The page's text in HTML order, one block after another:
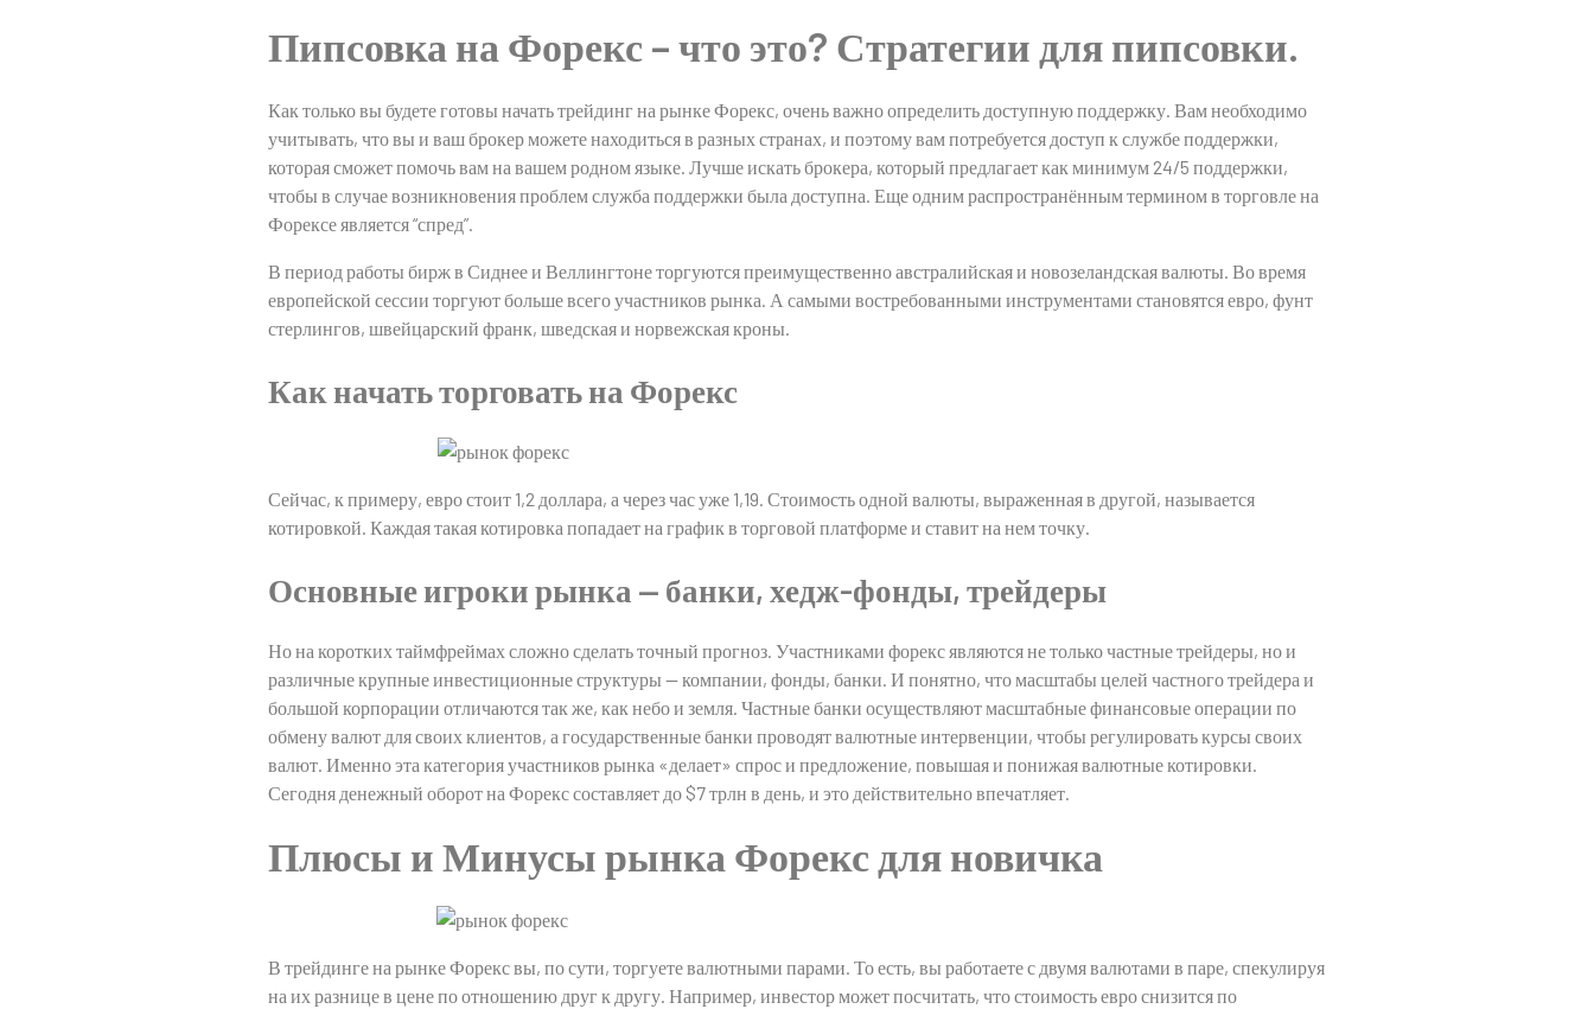
Пипсовка на Форекс – что это? Стратегии для пипсовки.
Как только вы будете готовы начать трейдинг на рынке Форекс, очень важно определить доступную поддержку. Вам необходимо
учитывать, что вы и ваш брокер можете находиться в разных странах, и поэтому вам потребуется доступ к службе поддержки,
которая сможет помочь вам на вашем родном языке. Лучше искать брокера, который предлагает как минимум 24/5 поддержки,
чтобы в случае возникновения проблем служба поддержки была доступна. Еще одним распространённым термином в торговле на
Форексе является “спред”.
В период работы бирж в Сиднее и Веллингтоне торгуются преимущественно австралийская и новозеландская валюты. Во время
европейской сессии торгуют больше всего участников рынка. А самыми востребованными инструментами становятся евро, фунт
стерлингов, швейцарский франк, шведская и норвежская кроны.
Как начать торговать на Форекс
Сейчас, к примеру, евро стоит 1,2 доллара, а через час уже 1,19. Стоимость одной валюты, выраженная в другой, называется
котировкой. Каждая такая котировка попадает на график в торговой платформе и ставит на нем точку.
Основные игроки рынка — банки, хедж-фонды, трейдеры
Но на коротких таймфреймах сложно сделать точный прогноз. Участниками форекс являются не только частные трейдеры, но и
различные крупные инвестиционные структуры — компании, фонды, банки. И понятно, что масштабы целей частного трейдера и
большой корпорации отличаются так же, как небо и земля. Частные банки осуществляют масштабные финансовые операции по
обмену валют для своих клиентов, а государственные банки проводят валютные интервенции, чтобы регулировать курсы своих
валют. Именно эта категория участников рынка «делает» спрос и предложение, повышая и понижая валютные котировки.
Сегодня денежный оборот на Форекс составляет до $7 трлн в день, и это действительно впечатляет.
Плюсы и Минусы рынка Форекс для новичка
В трейдинге на рынке Форекс вы, по сути, торгуете валютными парами. То есть, вы работаете с двумя валютами в паре, спекулируя
на их разнице в цене по отношению друг к другу. Например, инвестор может посчитать, что стоимость евро снизится по